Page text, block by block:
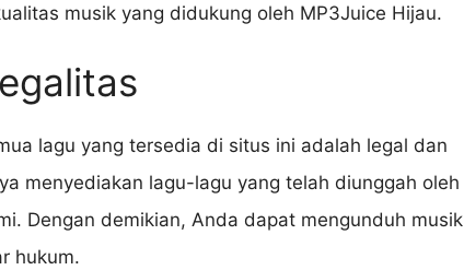
musik yang didukung oleh MP3Juice Hijau.
lagu yang tersedia di situs ini adalah legal dan
menyediakan lagu-lagu yang telah diunggah oleh
Dengan demikian, Anda dapat mengunduh musik
hukum.